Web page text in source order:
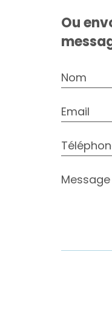
Ou
Nom
Email
Message